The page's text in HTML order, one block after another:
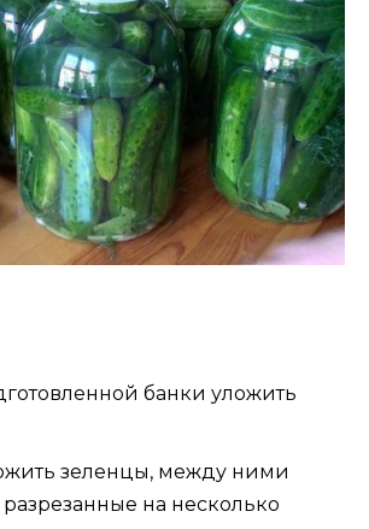
банки уложить
зеленцы, между ними
на несколько